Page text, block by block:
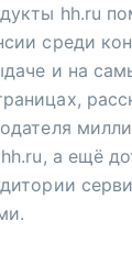
hh.ru
среди
и на
а ещё